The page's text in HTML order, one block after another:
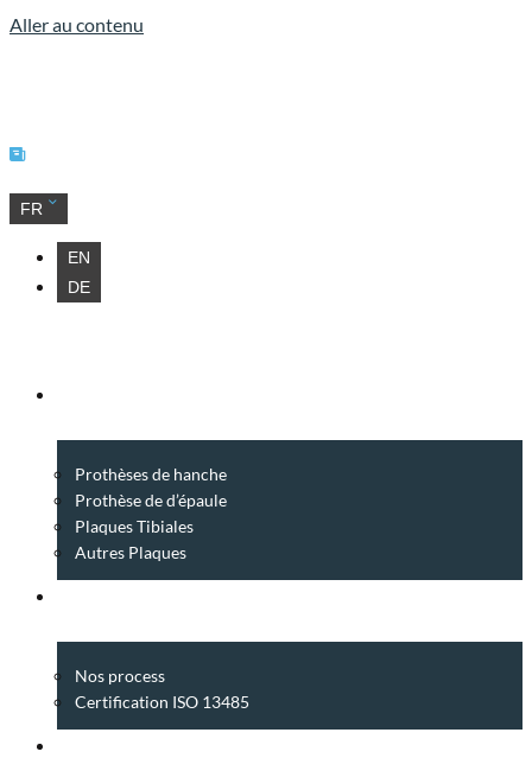
Aller au contenu
FR
EN
DE
Prothèses de hanche
Prothèse de d’épaule
Plaques Tibiales
Autres Plaques
Nos process
Certification ISO 13485